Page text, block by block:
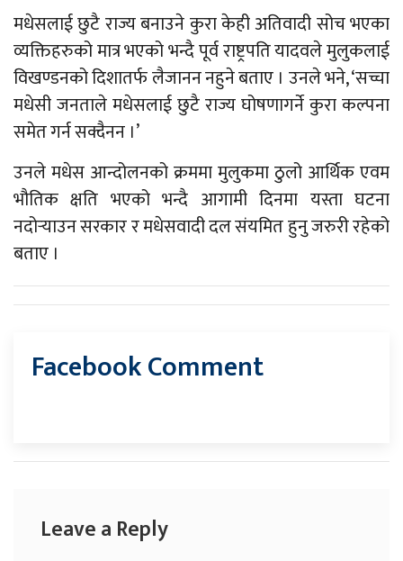
मधेसलाई छुटै राज्य बनाउने कुरा केही अतिवादी सोच भएका
व्यक्तिहरुको मात्र भएको भन्दै पूर्व राष्ट्रपति यादवले मुलुकलाई
विखण्डनको दिशातर्फ लैजानन नहुने बताए । उनले भने, ‘सच्चा
मधेसी जनताले मधेसलाई छुटै राज्य घोषणागर्ने कुरा कल्पना
समेत गर्न सक्दैनन ।’
उनले मधेस आन्दोलनको क्रममा मुलुकमा ठुलो आर्थिक एवम
भौतिक क्षति भएको भन्दै आगामी दिनमा यस्ता घटना
नदोर्‍याउन सरकार र मधेसवादी दल संयमित हुनु जरुरी रहेको
बताए ।
Facebook Comment
Leave a Reply